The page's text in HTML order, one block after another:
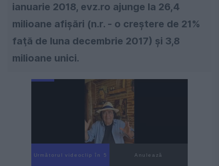
ianuarie 2018, evz.ro ajunge la 26,4
milioane afişări (n.r. - o creştere de 21%
faţă de luna decembrie 2017) şi 3,8
milioane unici.
Următorul videoclip în 4 Anulează